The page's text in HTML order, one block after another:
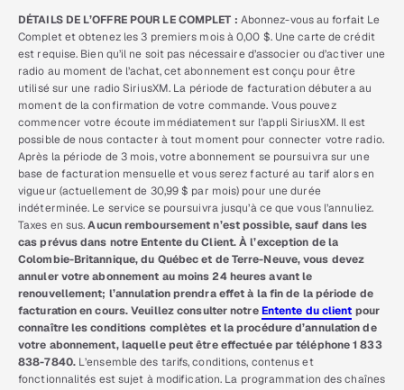
DÉTAILS DE L’OFFRE POUR LE COMPLET : Abonnez-vous au forfait Le
Complet et obtenez les 3 premiers mois à 0,00 $. Une carte de crédit
est requise. Bien qu’il ne soit pas nécessaire d’associer ou d’activer une
radio au moment de l’achat, cet abonnement est conçu pour être
utilisé sur une radio SiriusXM. La période de facturation débutera au
moment de la confirmation de votre commande. Vous pouvez
commencer votre écoute immédiatement sur l’appli SiriusXM. Il est
possible de nous contacter à tout moment pour connecter votre radio.
Après la période de 3 mois, votre abonnement se poursuivra sur une
base de facturation mensuelle et vous serez facturé au tarif alors en
vigueur (actuellement de 30,99 $ par mois) pour une durée
indéterminée. Le service se poursuivra jusqu’à ce que vous l’annuliez.
Taxes en sus.Aucun remboursement n’est possible, sauf dans les
cas prévus dans notre Entente du Client. À l’exception de la
Colombie-Britannique, du Québec et de Terre-Neuve, vous devez
annuler votre abonnement au moins 24 heures avant le
renouvellement; l’annulation prendra effet à la fin de la période de
facturation en cours. Veuillez consulter notreEntente du client pour
connaître les conditions complètes et la procédure d’annulation de
votre abonnement, laquelle peut être effectuée par téléphone 1 833
838-7840.L’ensemble des tarifs, conditions, contenus et
fonctionnalités est sujet à modification. La programmation des chaînes